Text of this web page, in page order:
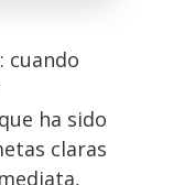
cuando
ha sido
claras